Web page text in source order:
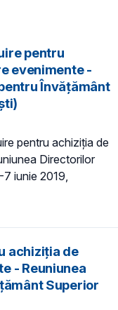
pentru
evenimente -
Învățământ
pentru achiziţia de
Directorilor
iunie 2019,
achiziţia de
- Reuniunea
Superior